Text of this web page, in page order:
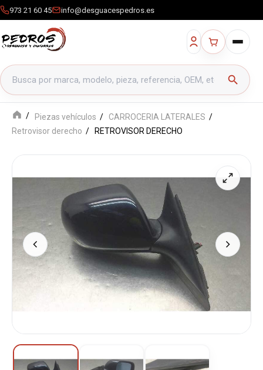
973 21 60 45 info@desguacespedros.es
Buscar productos
search
Piezas vehículos
CARROCERIA LATERALES
Retrovisor derecho
RETROVISOR DERECHO